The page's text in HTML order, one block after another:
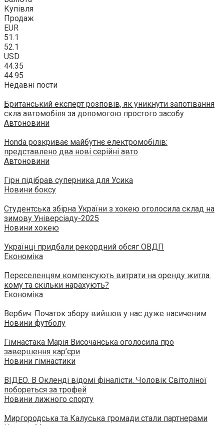
Купівля
Продаж
EUR
51.1
52.1
USD
44.35
44.95
Недавні пости
Британський експерт розповів, як уникнути запотівання
скла автомобіля за допомогою простого засобу
Автоновини
Honda розкриває майбутнє електромобілів:
представлено два нові серійні авто
Автоновини
Гірн підібрав суперника для Усика
Новини боксу
Студентська збірна України з хокею оголосила склад на
зимову Універсіаду-2025
Новини хокею
Українці придбали рекордний обсяг ОВДП
Економіка
Переселенцям компенсують витрати на оренду житла:
кому та скільки нарахують?
Економіка
Вербич: Початок збору вийшов у нас дуже насиченим
Новини футболу
Гімнастака Марія Височанська оголосила про
завершення кар’єри
Новини гімнастики
ВІДЕО. В Окленді відомі фіналісти. Чоловік Світоліної
побореться за трофей
Новини лижного спорту
Миргородська та Калуська громади стали партнерами